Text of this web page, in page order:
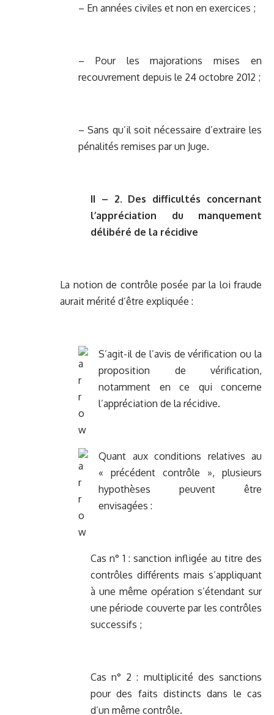
– En années civiles et non en exercices ;
– Pour les majorations mises en
recouvrement depuis le 24 octobre 2012 ;
– Sans qu’il soit nécessaire d’extraire les
pénalités remises par un Juge.
II – 2. Des difficultés concernant
l’appréciation du manquement
délibéré de la récidive
La notion de contrôle posée par la loi fraude
aurait mérité d’être expliquée :
S’agit-il de l’avis de vérification ou la
proposition de vérification,
notamment en ce qui concerne
l’appréciation de la récidive.
Quant aux conditions relatives au
« précédent contrôle », plusieurs
hypothèses peuvent être
envisagées :
Cas n° 1 : sanction infligée au titre des
contrôles différents mais s’appliquant
à une même opération s’étendant sur
une période couverte par les contrôles
successifs ;
Cas n° 2 : multiplicité des sanctions
pour des faits distincts dans le cas
d’un même contrôle.